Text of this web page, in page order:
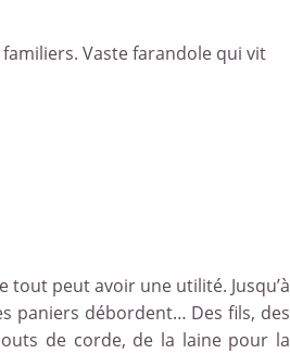
Vaste farandole qui vit
tout peut avoir une utilité. Jusqu’à
paniers débordent… Des fils, des
de corde, de la laine pour la